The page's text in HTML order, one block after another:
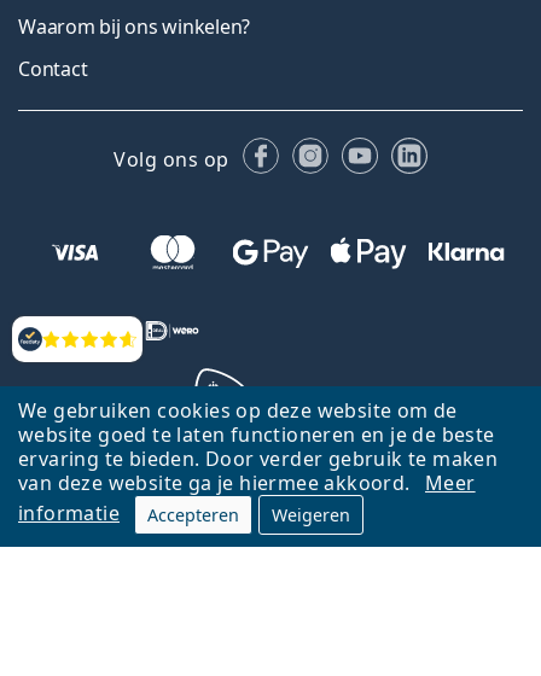
We gebruiken cookies op deze website om de
website goed te laten functioneren en je de beste
ervaring te bieden. Door verder gebruik te maken
van deze website ga je hiermee akkoord.
Meer
informatie
Accepteren Weigeren
Beoordelingen
Waarom bij ons winkelen?
Contact
Volg ons op FacebookInstagram
YouTubeLinkedIn
Terug naar de homepagina
Ga omhoog
Lentiamo.nl is eigendom van en wordt beheerd door Lentiamo s.r.o.,
Tsjechië
Hier al 18 jaar voor jou.